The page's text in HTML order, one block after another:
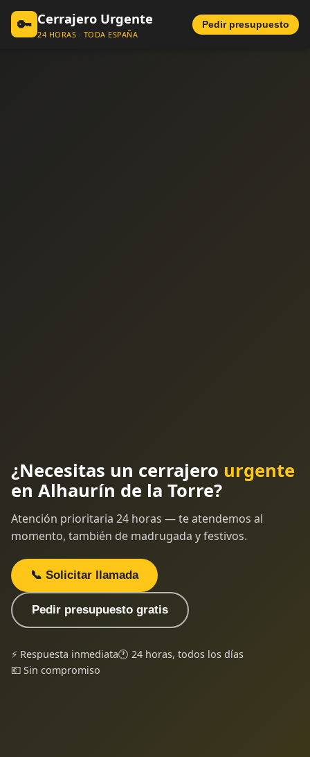
🔑 Cerrajero Urgente
24 HORAS · TODA ESPAÑA
Pedir presupuesto
¿Necesitas un cerrajero urgente
en Alhaurín de la Torre?
Atención prioritaria 24 horas — te atendemos al
momento, también de madrugada y festivos.
📞 Solicitar llamada
Pedir presupuesto gratis
⚡ Respuesta inmediata🕐 24 horas, todos los días
💶 Sin compromiso